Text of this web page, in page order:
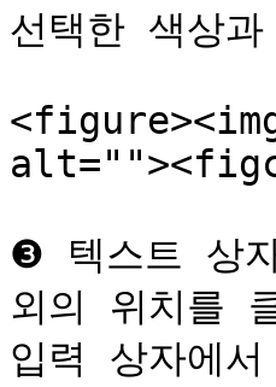
선택한 색상
❸ 텍스트 상
외의 위치를
입력 상자에